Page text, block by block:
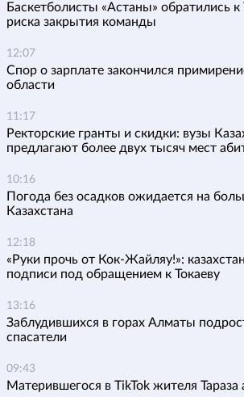
Баскетболисты «Астаны» обратились к
риска закрытия команды
12:07
Спор о зарплате закончился
области
11:17
Ректорские гранты и скидки: вузы
предлагают более двух тысяч мест
10:16
Погода без осадков ожидается на
Казахстана
12:18
«Руки прочь от Кок-Жайляу!»:
подписи под обращением к Токаеву
13:16
Заблудившихся в горах Алматы
спасатели
09:43
Матерившегося в TikTok жителя Тараза